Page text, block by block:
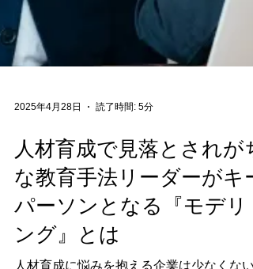
2025年4月28日 読了時間: 5分
人材育成で見落とされがち